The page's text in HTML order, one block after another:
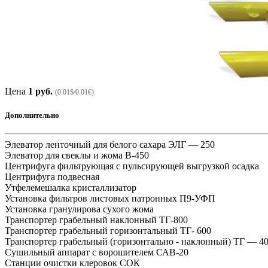
Цена 1 руб. (0.01$/0.01€)
Дополнительно
Элеватор ленточный для белого сахара ЭЛГ — 250
Элеватор для свеклы и жома В-450
Центрифуга фильтрующая с пульсирующей выгрузкой осадка
Центрифуга подвесная
Утфелемешалка кристаллизатор
Установка фильтров листовых патронных П9-УФП
Установка гранулирова сухого жома
Транспортер грабельный наклонный ТГ-800
Транспортер грабельный горизонтальный ТГ- 600
Транспортер грабельный (горизонтально - наклонный) ТГ —
Сушильный аппарат с ворошителем САВ-20
Станции очистки клеровок СОК